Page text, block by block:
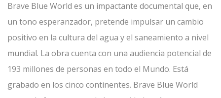
Brave Blue World es un impactante documental que, en
un tono esperanzador, pretende impulsar un cambio
positivo en la cultura del agua y el saneamiento a nivel
mundial. La obra cuenta con una audiencia potencial de
193 millones de personas en todo el Mundo. Está
grabado en los cinco continentes. Brave Blue World